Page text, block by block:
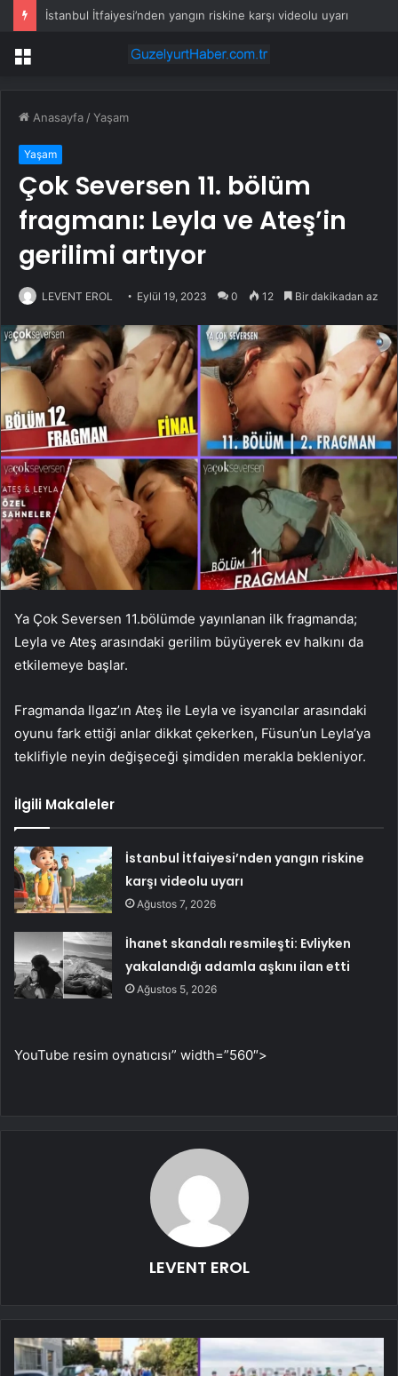
İstanbul İtfaiyesi’nden yangın riskine karşı videolu uyarı
Menü
Anasayfa /Yaşam
Yaşam
Çok Seversen 11. bölüm
fragmanı: Leyla ve Ateş’in
gerilimi artıyor
LEVENT EROL Eylül 19, 2023 0 12 Bir dakikadan az
Ya Çok Seversen 11.bölümde yayınlanan ilk fragmanda;
Leyla ve Ateş arasındaki gerilim büyüyerek ev halkını da
etkilemeye başlar.
Fragmanda Ilgaz’ın Ateş ile Leyla ve isyancılar arasındaki
oyunu fark ettiği anlar dikkat çekerken, Füsun’un Leyla’ya
teklifiyle neyin değişeceği şimdiden merakla bekleniyor.
İlgili Makaleler
İstanbul İtfaiyesi’nden yangın riskine
karşı videolu uyarı
Ağustos 7, 2026
İhanet skandalı resmileşti: Evliyken
yakalandığı adamla aşkını ilan etti
Ağustos 5, 2026
YouTube resim oynatıcısı” width=”560″>
LEVENT EROL